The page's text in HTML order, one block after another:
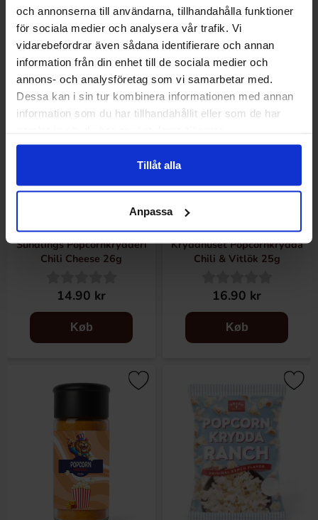
och annonserna till användarna, tillhandahålla funktioner
för sociala medier och analysera vår trafik. Vi
vidarebefordrar även sådana identifierare och annan
information från din enhet till de sociala medier och
annons- och analysföretag som vi samarbetar med.
Dessa kan i sin tur kombinera informationen med annan
information som du har tillhandahållit eller som de har
Tillåt alla
Anpassa
Køb Køb
Sundlings Popcornkrydderi
Chili Cheese 26g
14.90 kr
Køb
Kryddhuset Popcornkrydda
Chili & Vitlök 25g
16.90 kr
Køb